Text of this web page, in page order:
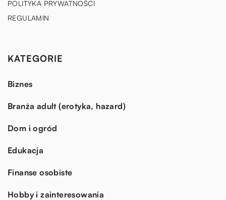
POLITYKA PRYWATNOŚCI
REGULAMIN
KATEGORIE
Biznes
Branża adult (erotyka, hazard)
Dom i ogród
Edukacja
Finanse osobiste
Hobby i zainteresowania